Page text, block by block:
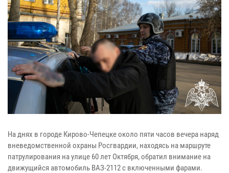
На днях в городе Кирово-Чепецке около пяти часов вечера наряд
вневедомственной охраны Росгвардии, находясь на маршруте
патрулирования на улице 60 лет Октября, обратил внимание на
движущийся автомобиль ВАЗ-2112 с включенными фарами.